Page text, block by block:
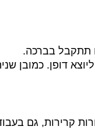
תתקבל בברכה.
דופן. כמובן
קרירות, גם